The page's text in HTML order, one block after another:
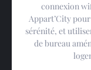
connexion
Appart’City
sérénité, et
de bureau